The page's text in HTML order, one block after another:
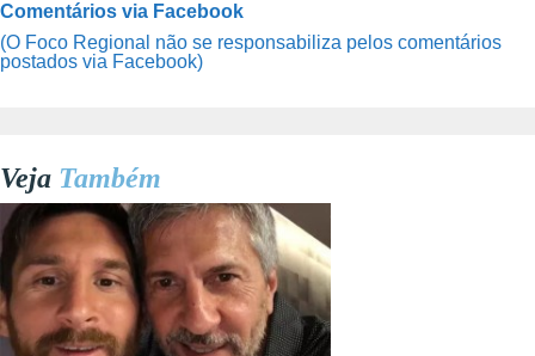
Comentários via Facebook
(O Foco Regional não se responsabiliza pelos comentários
postados via Facebook)
Veja Também